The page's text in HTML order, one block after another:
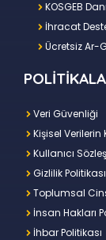
KOSGEB
İhracat
Ücretsiz Ar-
Veri Güvenliği
Kişisel Verilerin
Kullanıcı
Gizlilik Politikası
Toplumsal
İnsan Hakları
İhbar Politikası